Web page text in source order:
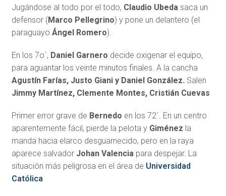
Jugándose al todo por el todo, Claudio Ubedasaca un
defensor (Marco Pellegrino) y pone un delantero (el
paraguayo Ángel Romero).
En los 7o´, Daniel Garnero decide oxigenar el equipo,
para aguantar los veinte minutos finales. A la cancha
Agustín Farías, Justo Giani y Daniel González. Salen
Jimmy Martínez, Clemente Montes, Cristián Cuevas
Primer error grave de Bernedo en los 72´. En un centro
aparentemente fácil, pierde la pelota y Giménez la
manda hacia elarco desguarnecido, pero en la raya
aparece salvador Johan Valenciapara despejar. La
situación más peligrosa en el área de Universidad
Católica